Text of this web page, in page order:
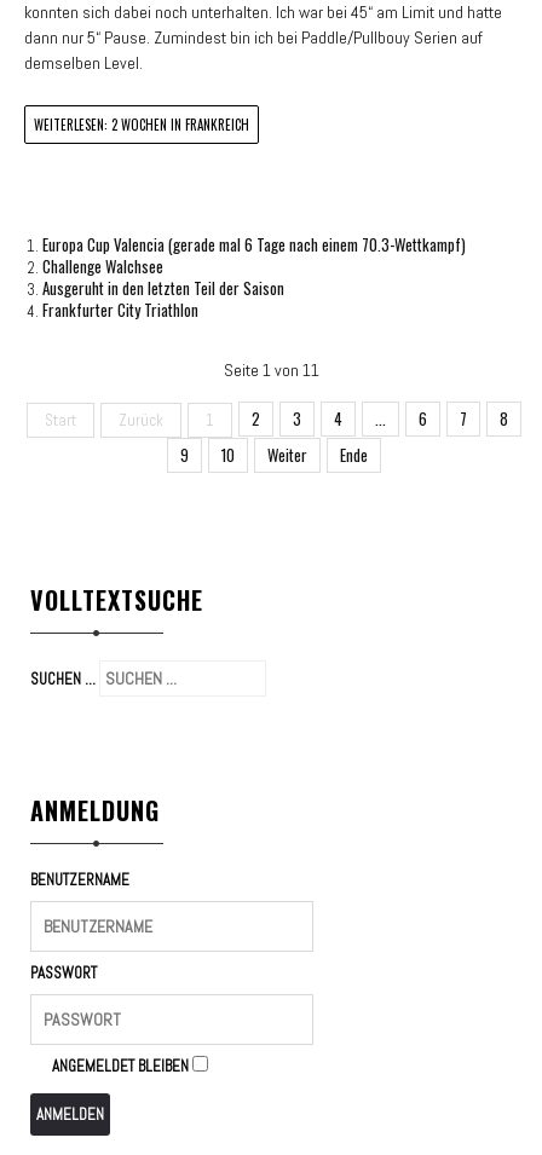
konnten sich dabei noch unterhalten. Ich war bei 45“ am Limit und hatte
dann nur 5“ Pause. Zumindest bin ich bei Paddle/Pullbouy Serien auf
demselben Level.
WEITERLESEN: 2 WOCHEN IN FRANKREICH
Europa Cup Valencia (gerade mal 6 Tage nach einem 70.3-Wettkampf)
Challenge Walchsee
Ausgeruht in den letzten Teil der Saison
Frankfurter City Triathlon
Seite 1 von 11
Start Zurück 1 2 3 4 ... 6 7
8
9
10 Weiter Ende
VOLLTEXTSUCHE
SUCHEN ...
ANMELDUNG
BENUTZERNAME
PASSWORT
ANGEMELDET BLEIBEN
ANMELDEN